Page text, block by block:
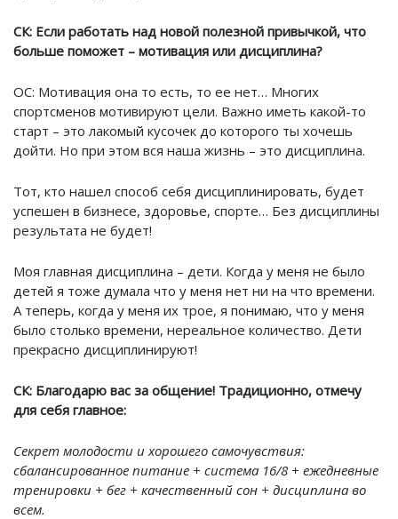
СК: Если работать над новой полезной привычкой, что
больше поможет – мотивация или дисциплина?
ОС: Мотивация она то есть, то ее нет… Многих
спортсменов мотивируют цели. Важно иметь какой-то
старт – это лакомый кусочек до которого ты хочешь
дойти. Но при этом вся наша жизнь – это дисциплина.
Тот, кто нашел способ себя дисциплинировать, будет
успешен в бизнесе, здоровье, спорте… Без дисциплины
результата не будет!
Моя главная дисциплина – дети. Когда у меня не было
детей я тоже думала что у меня нет ни на что времени.
А теперь, когда у меня их трое, я понимаю, что у меня
было столько времени, нереальное количество. Дети
прекрасно дисциплинируют!
СК: Благодарю вас за общение! Традиционно, отмечу
для себя главное:
Секрет молодости и хорошего самочувствия:
сбалансированное питание + система 16/8 + ежедневные
тренировки + бег + качественный сон + дисциплина во
всем.